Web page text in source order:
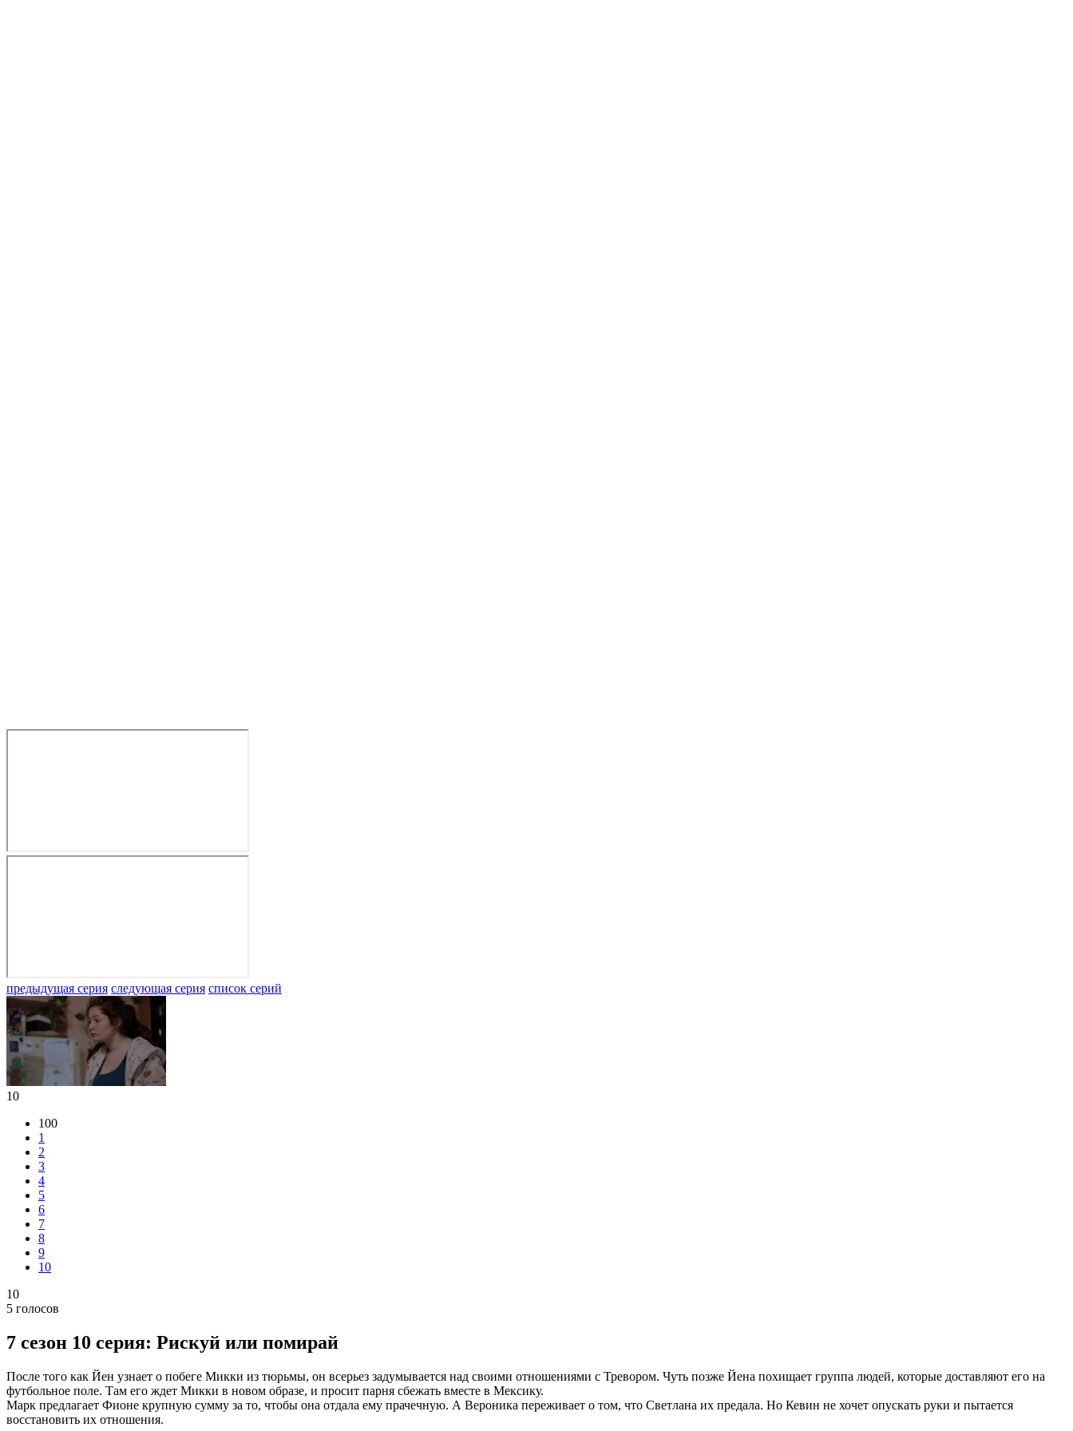
предыдущая серия следующая серия список серий
10
100
1
2
3
4
5
6
7
8
9
10
10
5 голосов
7 сезон 10 серия: Рискуй или помирай
После того как Йен узнает о побеге Микки из тюрьмы, он всерьез задумывается над своими отношениями с Тревором. Чуть позже Йена похищает группа людей, которые доставляют его на
футбольное поле. Там его ждет Микки в новом образе, и просит парня сбежать вместе в Мексику.
Марк предлагает Фионе крупную сумму за то, чтобы она отдала ему прачечную. А Вероника переживает о том, что Светлана их предала. Но Кевин не хочет опускать руки и пытается
восстановить их отношения.